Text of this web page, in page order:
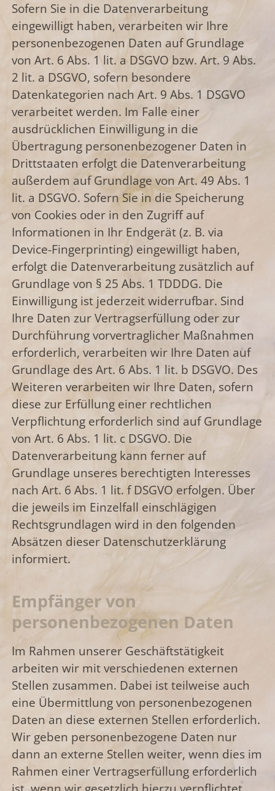
Sofern Sie in die Datenverarbeitung
eingewilligt haben, verarbeiten wir Ihre
personenbezogenen Daten auf Grundlage
von Art. 6 Abs. 1 lit. a DSGVO bzw. Art. 9 Abs.
2 lit. a DSGVO, sofern besondere
Datenkategorien nach Art. 9 Abs. 1 DSGVO
verarbeitet werden. Im Falle einer
ausdrücklichen Einwilligung in die
Übertragung personenbezogener Daten in
Drittstaaten erfolgt die Datenverarbeitung
außerdem auf Grundlage von Art. 49 Abs. 1
lit. a DSGVO. Sofern Sie in die Speicherung
von Cookies oder in den Zugriff auf
Informationen in Ihr Endgerät (z. B. via
Device-Fingerprinting) eingewilligt haben,
erfolgt die Datenverarbeitung zusätzlich auf
Grundlage von § 25 Abs. 1 TDDDG. Die
Einwilligung ist jederzeit widerrufbar. Sind
Ihre Daten zur Vertragserfüllung oder zur
Durchführung vorvertraglicher Maßnahmen
erforderlich, verarbeiten wir Ihre Daten auf
Grundlage des Art. 6 Abs. 1 lit. b DSGVO. Des
Weiteren verarbeiten wir Ihre Daten, sofern
diese zur Erfüllung einer rechtlichen
Verpflichtung erforderlich sind auf Grundlage
von Art. 6 Abs. 1 lit. c DSGVO. Die
Datenverarbeitung kann ferner auf
Grundlage unseres berechtigten Interesses
nach Art. 6 Abs. 1 lit. f DSGVO erfolgen. Über
die jeweils im Einzelfall einschlägigen
Rechtsgrundlagen wird in den folgenden
Absätzen dieser Datenschutzerklärung
informiert.
Empfänger von
personenbezogenen Daten
Im Rahmen unserer Geschäftstätigkeit
arbeiten wir mit verschiedenen externen
Stellen zusammen. Dabei ist teilweise auch
eine Übermittlung von personenbezogenen
Daten an diese externen Stellen erforderlich.
Wir geben personenbezogene Daten nur
dann an externe Stellen weiter, wenn dies im
Rahmen einer Vertragserfüllung erforderlich